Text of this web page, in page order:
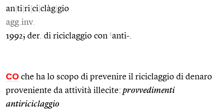
an ti ri ci clàg gio
agg.inv.
1992; der. di riciclaggio con 1anti-.
CO che ha lo scopo di prevenire il riciclaggio di denaro
proveniente da attività illecite: provvedimenti
antiriciclaggio